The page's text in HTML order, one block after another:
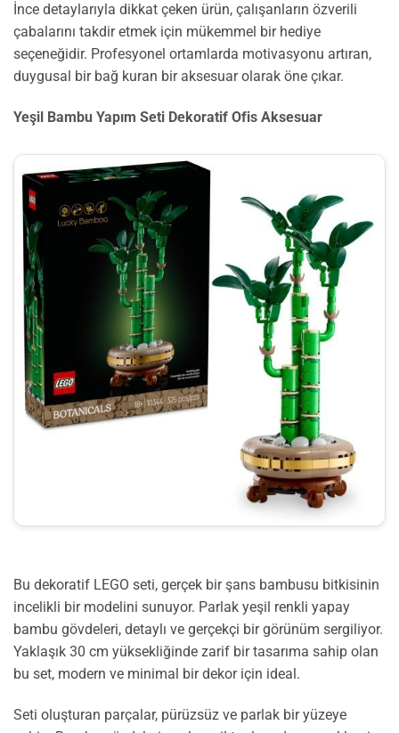
İnce detaylarıyla dikkat çeken ürün, çalışanların özverili
çabalarını takdir etmek için mükemmel bir hediye
seçeneğidir. Profesyonel ortamlarda motivasyonu artıran,
duygusal bir bağ kuran bir aksesuar olarak öne çıkar.
Yeşil Bambu Yapım Seti Dekoratif Ofis Aksesuar
Bu dekoratif LEGO seti, gerçek bir şans bambusu bitkisinin
incelikli bir modelini sunuyor. Parlak yeşil renkli yapay
bambu gövdeleri, detaylı ve gerçekçi bir görünüm sergiliyor.
Yaklaşık 30 cm yüksekliğinde zarif bir tasarıma sahip olan
bu set, modern ve minimal bir dekor için ideal.
Seti oluşturan parçalar, pürüzsüz ve parlak bir yüzeye